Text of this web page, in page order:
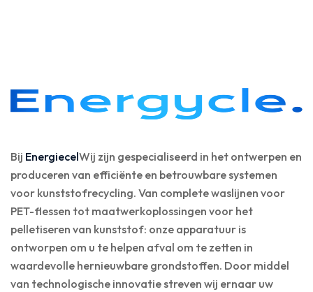
Bij EnergiecelWij zijn gespecialiseerd in het ontwerpen en
produceren van efficiënte en betrouwbare systemen
voor kunststofrecycling. Van complete waslijnen voor
PET-flessen tot maatwerkoplossingen voor het
pelletiseren van kunststof: onze apparatuur is
ontworpen om u te helpen afval om te zetten in
waardevolle hernieuwbare grondstoffen. Door middel
van technologische innovatie streven wij ernaar uw